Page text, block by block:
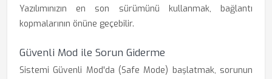
Yazılımınızın en son sürümünü kullanmak, bağlantı
kopmalarının önüne geçebilir.
Güvenli Mod ile Sorun Giderme
Sistemi Güvenli Mod'da (Safe Mode) başlatmak, sorunun